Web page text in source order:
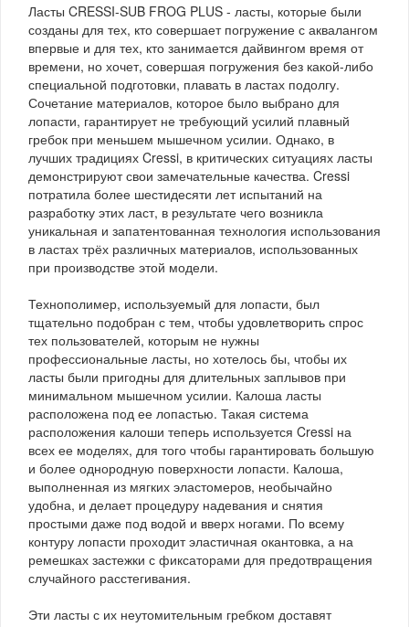
Ласты CRESSI-SUB FROG PLUS - ласты, которые были
созданы для тех, кто совершает погружение с аквалангом
впервые и для тех, кто занимается дайвингом время от
времени, но хочет, совершая погружения без какой-либо
специальной подготовки, плавать в ластах подолгу.
Сочетание материалов, которое было выбрано для
лопасти, гарантирует не требующий усилий плавный
гребок при меньшем мышечном усилии. Однако, в
лучших традициях Cressi, в критических ситуациях ласты
демонстрируют свои замечательные качества. Cressi
потратила более шестидесяти лет испытаний на
разработку этих ласт, в результате чего возникла
уникальная и запатентованная технология использования
в ластах трёх различных материалов, использованных
при производстве этой модели.
Технополимер, используемый для лопасти, был
тщательно подобран с тем, чтобы удовлетворить спрос
тех пользователей, которым не нужны
профессиональные ласты, но хотелось бы, чтобы их
ласты были пригодны для длительных заплывов при
минимальном мышечном усилии. Калоша ласты
расположена под ее лопастью. Такая система
расположения калоши теперь используется Cressi на
всех ее моделях, для того чтобы гарантировать большую
и более однородную поверхности лопасти. Калоша,
выполненная из мягких эластомеров, необычайно
удобна, и делает процедуру надевания и снятия
простыми даже под водой и вверх ногами. По всему
контуру лопасти проходит эластичная окантовка, а на
ремешках застежки с фиксаторами для предотвращения
случайного расстегивания.
Эти ласты с их неутомительным гребком доставят